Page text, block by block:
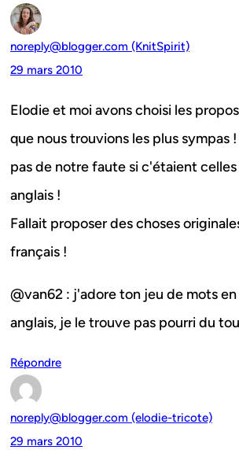
noreply@blogger.com (KnitSpirit)
29 mars 2010
Elodie et moi avons choisi les
que nous trouvions les plus sympas
pas de notre faute si c'étaient celles
anglais !
Fallait proposer des choses
français !
@van62 : j'adore ton jeu de mots en
anglais, je le trouve pas pourri du
Répondre
noreply@blogger.com (elodie-tricote)
29 mars 2010